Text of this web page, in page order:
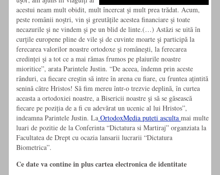
acestui neam mult obidit, mult încercat şi mult prea trădat. Acum,
peste românii noştri, vin şi greutățile acestea financiare şi toate
necazurile şi ne vindem şi pe un blid de linte.(…) Astăzi se uită în
curțile europene pline de vile şi de cuvinte moarte şi participă la
ferecarea valorilor noastre ortodoxe şi româneşti, la ferecarea
credinței şi a tot ce a mai rămas frumos pe plaiurile noastre
mioritice”, arata Parintele Justin. “De aceea, îndemn prin aceste
rânduri, ca fiecare creştin să intre în arena cu fiare, cu fruntea ațintită
senină către Hristos! Să fim mereu într-o trezvie deplină, în curtea
aceasta a ortodoxiei noastre, a Bisericii noastre şi să se găsească
fiecare pe poziția de a fi cu adevărat un ucenic al lui Hristos”,
indeamna Parintele Justin. La OrtodoxMedia puteti asculta mai multe
luari de pozitie de la Conferinta “Dictatura si Martiraj” organziata la
Facultatea de Drept cu ocazia lansarii lucrarii “Dictatura
Biometrica”.
Ce date va contine in plus cartea electronica de identitate